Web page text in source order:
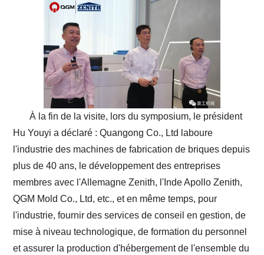
À la fin de la visite, lors du symposium, le président
Hu Youyi a déclaré : Quangong Co., Ltd laboure
l'industrie des machines de fabrication de briques depuis
plus de 40 ans, le développement des entreprises
membres avec l'Allemagne Zenith, l'Inde Apollo Zenith,
QGM Mold Co., Ltd, etc., et en même temps, pour
l'industrie, fournir des services de conseil en gestion, de
mise à niveau technologique, de formation du personnel
et assurer la production d'hébergement de l'ensemble du